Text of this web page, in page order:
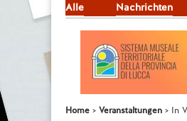
Alle Nachrichten
JOB
Home Veranstaltungen In